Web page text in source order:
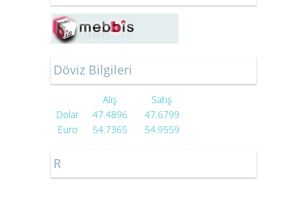
Döviz Bilgileri
Alış
Satış
Dolar
47.4896
47.6799
Euro
54.7365 54.9559
R